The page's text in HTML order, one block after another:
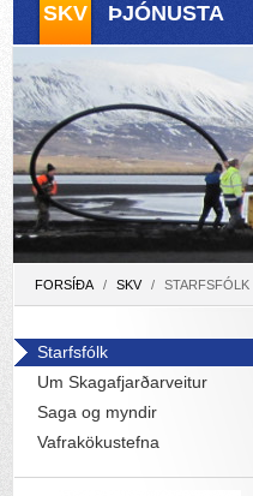
FORSÍÐA / SKV / STARFSFÓLK
SKV ÞJÓNUSTA
Starfsfólk
Um Skagafjarðarveitur
Saga og myndir
Vafrakökustefna